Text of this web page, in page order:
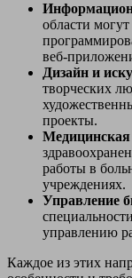
области
веб-
Дизайн и
творческих
проекты.
Медицинская
работы в
учреждениях.
Управление
управлению
Каждое из этих